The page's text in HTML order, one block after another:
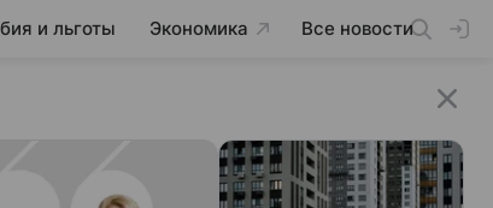
и льготы Экономика Все новости